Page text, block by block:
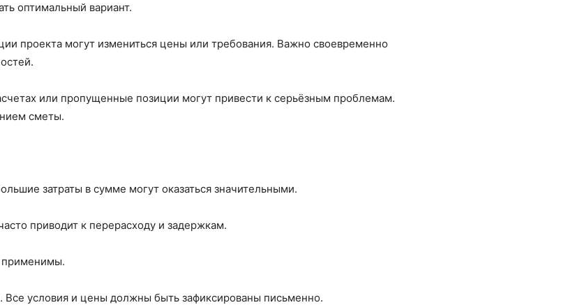
оптимальный вариант.
проекта могут измениться цены или требования. Важно своевременно
или пропущенные позиции могут привести к серьёзным проблемам.
сметы.
затраты в сумме могут оказаться значительными.
приводит к перерасходу и задержкам.
применимы.
Все условия и цены должны быть зафиксированы письменно.